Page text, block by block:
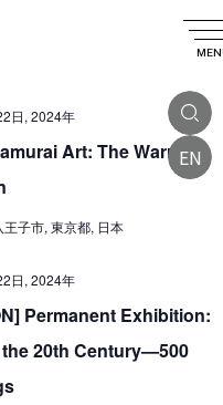
EN
t
r
c
h
E
v
n
t
V
N
L
i
t
Art: The Warrior
日, 2024年
子市, 東京都, 日本
Permanent Exhibition:
20th Century—500
日, 2024年